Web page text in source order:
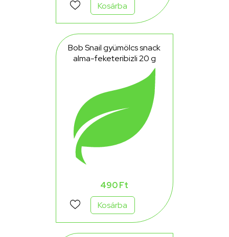
Kosárba
Bob Snail gyümölcs snack
alma-feketeribizli 20 g
490 Ft
Kosárba